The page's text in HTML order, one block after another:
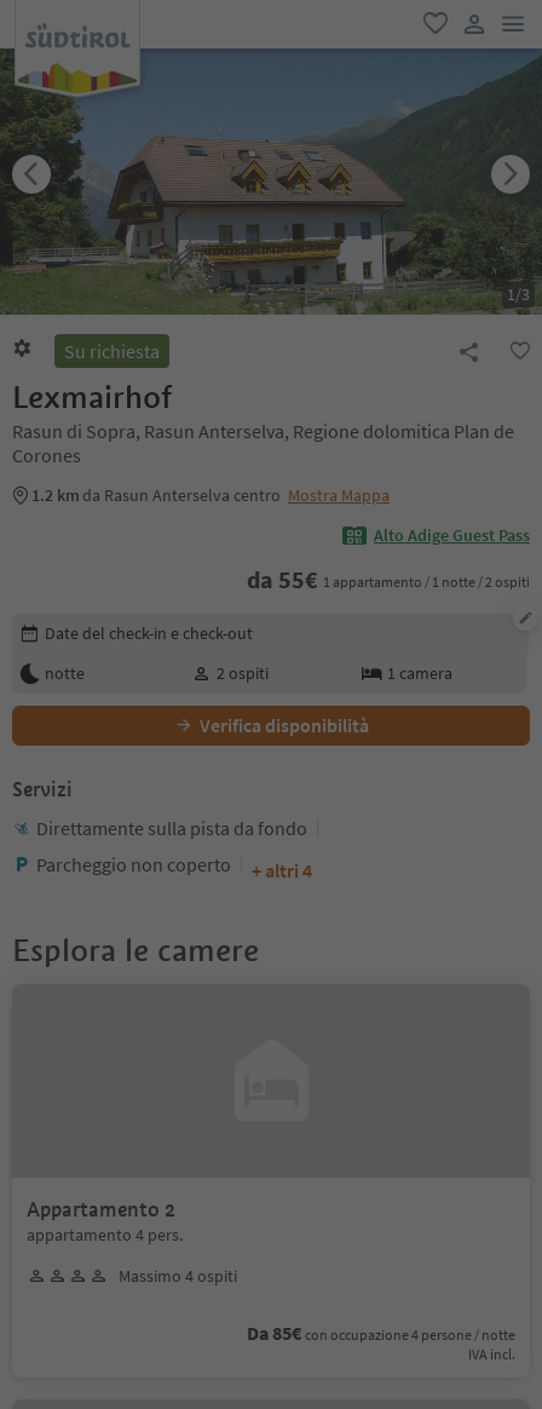
favoriti
user link
1/3
Su richiesta
Lexmairhof
Rasun di Sopra, Rasun Anterselva, Regione dolomitica Plan de
Corones
1.2 km da Rasun Anterselva centro Mostra Mappa
Alto Adige Guest Pass
da 55€ 1 appartamento / 1 notte / 2 ospiti
Modifica i dettagli della prenotazione
Date del check-in e check-out
notte
2 ospiti 1 camera
Verifica disponibilità
Servizi
Direttamente sulla pista da fondo
Parcheggio non coperto
+ altri 4
Esplora le camere
Appartamento 2
appartamento 4 pers.
Massimo 4 ospiti
Da 85€ con occupazione 4 persone / notte
IVA incl.